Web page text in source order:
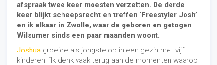
afspraak twee keer moesten verzetten. De derde
keer blijkt scheepsrecht en treffen ‘Freestyler Josh’
en ik elkaar in Zwolle, waar de geboren en getogen
Wilsumer sinds een paar maanden woont.
Joshua groeide als jongste op in een gezin met vijf
kinderen: “Ik denk vaak terug aan de momenten waarop